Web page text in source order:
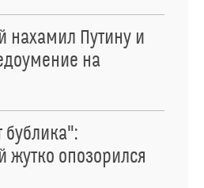
нахамил Путину и
на
жутко опозорился